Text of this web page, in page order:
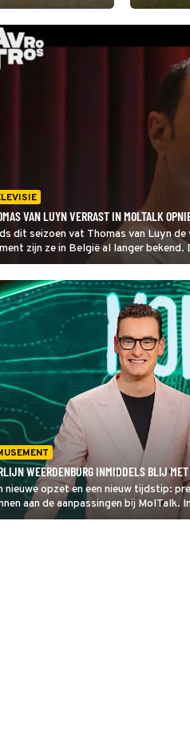
moeten
over hun
VAN LUYN VERRAST IN MOLTALK
dit seizoen vat Thomas van Luyn
zijn ze in België al langer
al jaren af met een muzikale
WEERDENBURG INMIDDELS BLIJ
nieuwe opzet en een nieuw tijdstip:
aan de aanpassingen bij
op Wie is de Mol?